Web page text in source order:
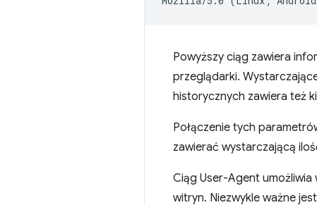
Powyższy ciąg zawiera
przeglądarki.
historycznych zawiera też
Połączenie tych
zawierać wystarczającą
Ciąg User-Agent umożliwia
witryn. Niezwykle ważne